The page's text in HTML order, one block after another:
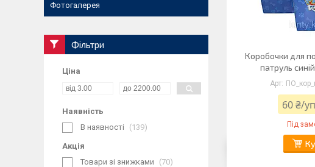
Коробочки для
патруль
60 ₴/
Під
Фотогалерея
Фільтри
Ціна
Наявність
В наявності
139
Акція
Товари зі знижками
70